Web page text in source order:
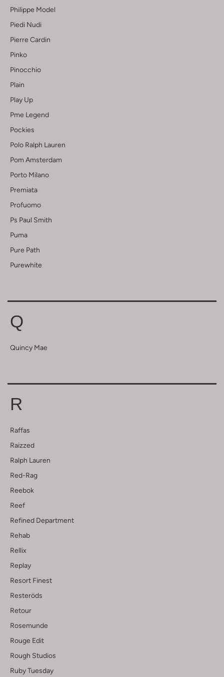
Philippe Model
Piedi Nudi
Pierre Cardin
Pinko
Pinocchio
Plain
Play Up
Pme Legend
Pockies
Polo Ralph Lauren
Pom Amsterdam
Porto Milano
Premiata
Profuomo
Ps Paul Smith
Puma
Pure Path
Purewhite
Q
Quincy Mae
R
Raffas
Raizzed
Ralph Lauren
Red-Rag
Reebok
Reef
Refined Department
Rehab
Rellix
Replay
Resort Finest
Resteröds
Retour
Rosemunde
Rouge Edit
Rough Studios
Ruby Tuesday